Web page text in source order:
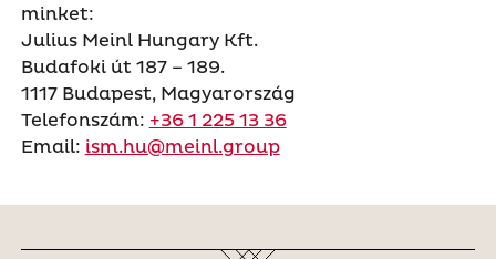
minket:
Julius Meinl Hungary Kft.
Budafoki út 187 – 189.
1117 Budapest, Magyarország
Telefonszám: +36 1 225 13 36
Email: ism.hu@meinl.group